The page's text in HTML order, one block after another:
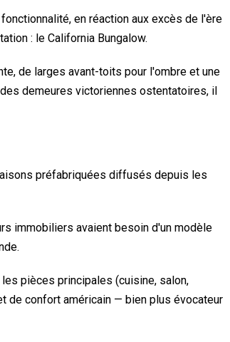
en réaction aux excès de l'ère
: le California Bungalow.
de larges avant-toits pour l'ombre et une
demeures victoriennes ostentatoires, il
préfabriquées diffusés depuis les
immobiliers avaient besoin d'un modèle
pièces principales (cuisine, salon,
de confort américain — bien plus évocateur